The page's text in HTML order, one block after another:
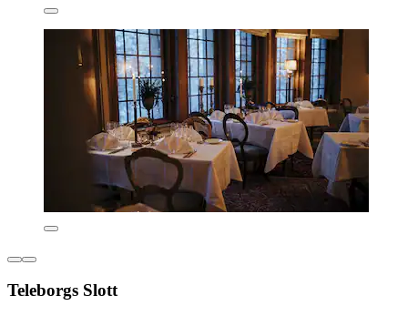
Teleborgs Slott